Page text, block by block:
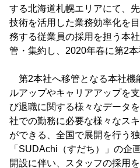
する北海道札幌エリアにて、
技術を活用した業務効率化を
務する従業員の採用を担う本
管・集約し、2020年春に第2本
第2本社へ移管となる本社機
ルアップやキャリアアップを
び退職に関する様々なデータ
社での勤務に必要な様々なス
ができる、全国で展開を行う
「SUDAchi（すだち）」の企
開設に伴い、スタッフの採用